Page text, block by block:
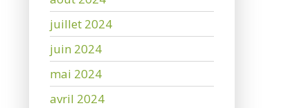
juillet 2024
juin 2024
mai 2024
avril 2024